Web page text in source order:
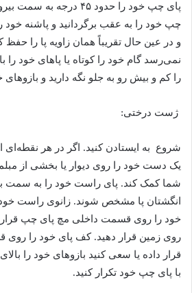
پای چپ خود را حدود ۴۵
چپ خود را به عقب برگردانید و پاشنه خود
و در عین حال تقریباً همان زاویه پا را حفظ
نمی‌رسد گام خود را کوتاه یا پا‌های خود را
را کم و بیش رو به جلو نگه دارید و بازو‌های
ژست درختی:
شروع به‌ ایستادن کنید. اگر در هر نقطه‌ای
یک دست خود را روی دیوار یا بخشی از
شما کمک کند. پای راست خود را به سمت
انگشتان پا مشخص شوند. زانوی راست خود
خود را روی قسمت داخلی مچ پای چپ قرار
روی زمین قرار دهید. کف پای خود را
قرار داده یا سعی کنید بازو‌های خود را
با پای چپ خود تکرار کنید.